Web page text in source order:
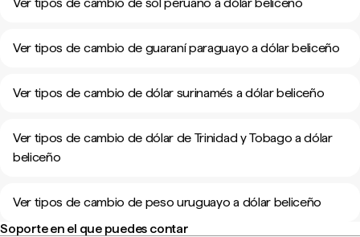
Ver tipos de cambio de guaraní paraguayo a dólar beliceño
Ver tipos de cambio de dólar surinamés a dólar beliceño
Ver tipos de cambio de dólar de Trinidad y Tobago a dólar
beliceño
Ver tipos de cambio de peso uruguayo a dólar beliceño
Soporte en el que puedes contar